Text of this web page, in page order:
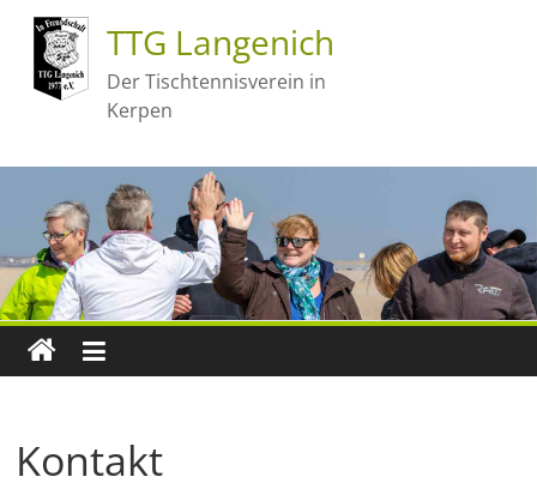
TTG Langenich
Der Tischtennisverein in
Kerpen
Kontakt